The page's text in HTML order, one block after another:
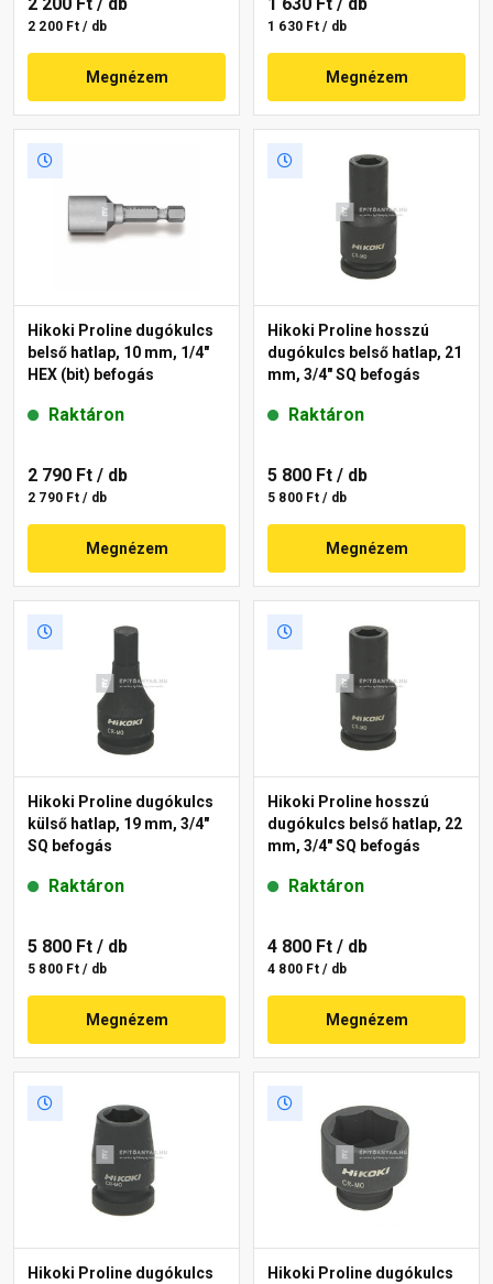
2 200 Ft / db
Megnézem
1 630 Ft / db
Megnézem
Hikoki Proline dugókulcs
belső hatlap, 10 mm, 1/4"
HEX (bit) befogás
Raktáron
2 790 Ft / db
2 790 Ft / db
Megnézem
Hikoki Proline hosszú
dugókulcs belső hatlap, 21
mm, 3/4" SQ befogás
Raktáron
5 800 Ft / db
5 800 Ft / db
Megnézem
Hikoki Proline dugókulcs
külső hatlap, 19 mm, 3/4"
SQ befogás
Raktáron
5 800 Ft / db
5 800 Ft / db
Megnézem
Hikoki Proline hosszú
dugókulcs belső hatlap, 22
mm, 3/4" SQ befogás
Raktáron
4 800 Ft / db
4 800 Ft / db
Megnézem
Hikoki Proline dugókulcs
Hikoki Proline dugókulcs